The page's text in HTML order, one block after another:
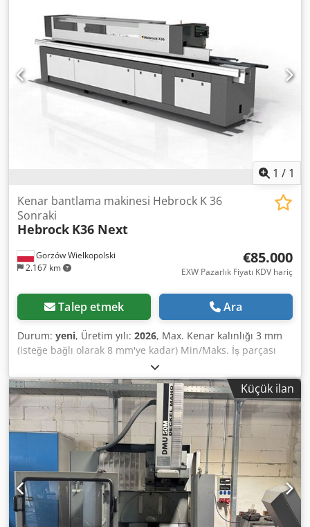
Takım tutucu: SK 40 DIN 69871 Tabla yüzey alanı: 700 x 500
mm Maksimum tabla yükü: 500 kg T yuvaları: 7x14 x 63 mm
Takım yuvalarının sayısı: 30 adet Maksimum takım ağırlığı:
6 kg Hızlı hareket: 24 m/dak İtme kuvveti: 4,5 kN İlerleme
hızı: 1 - 24.000 mm/dak Toplam güç ihtiyacı: 26 kVA Makine
ağırlığı: Yaklaşık 4,5 ton Alan ihtiyacı: Yaklaşık 4,5 x 3,5 x 2,3
m Talaş taşıma sistemi El çarkı Ölçüm probu Soğutma sıvısı
1 / 1
Gorzów Wielkopolski
2.167 km
Kenar bantlama makinesi Hebrock K 36
Sonraki
Hebrock K36 Next
€85.000
EXW Pazarlık Fiyatı KDV hariç
Talep etmek Ara
Durum: yeni, Üretim yılı: 2026, Max. Kenar kalınlığı 3 mm
(isteğe bağlı olarak 8 mm'ye kadar) Min/Maks. İş parçası
kalınlığı 8 - 60 mm Min. iş parçası uzunluğu yakl. 200 mm
Min. iş parçası genişliği yakl. 80 mm Besleme hızı yaklaşık
10 m/dak. Çalışmaya hazır yakl. 6 dak. Güç tüketimi maks.
yakl. 14 kW Elektrik bağlantısı 400 V - 3 Ph - 50 Hz Makine
boyutları 5250 x 1230 x 1430 mm (UxGxY) Ağırlık yaklaşık
1700 kg Birleştirme kafası Whispercut Yarıçaplı köşe kesici
R = 2mm Hızlı değiştirme cihazı f. köşe frezeleme makinesi
Yarıçap değişimi motor EF R = 1mm Çok yarıçaplı sıyırıcı
(R1/R2) Şasi Salım maddesi püskürtme cihazı Temizlik
maddesi püskürtme cihazı Koruyucu püskürtme Kenar
Yuvalama pnömatik 3 nokta ayarı Dkjdpfxeg Tu Rke Al Rer
Küçük ilan